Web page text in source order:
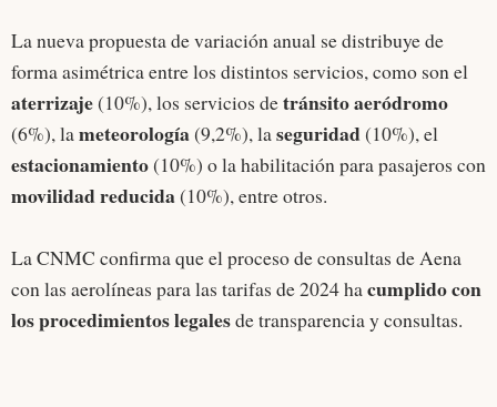
La nueva propuesta de variación anual se distribuye de
forma asimétrica entre los distintos servicios, como son el
aterrizaje(10%), los servicios detránsito aeródromo
(6%), lameteorología(9,2%), laseguridad(10%), el
estacionamiento(10%) o la habilitación para pasajeros con
movilidad reducida(10%), entre otros.
La CNMC confirma que el proceso de consultas de Aena
con las aerolíneas para las tarifas de 2024 hacumplido con
los procedimientos legalesde transparencia y consultas.